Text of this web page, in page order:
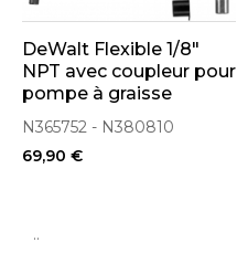
DeWalt Flexible 1/8"
NPT avec coupleur pour
pompe à graisse
DCGG571 (N365752)
N365752 - N380810
69,90 €
..